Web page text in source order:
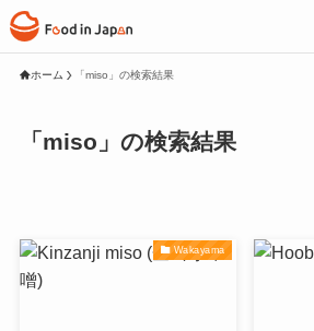
ホーム 「miso」の検索結果
「miso」の検索結果
Wakayama